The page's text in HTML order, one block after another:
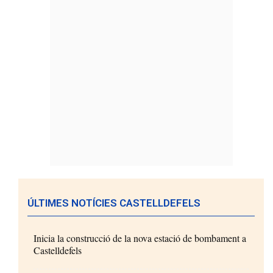
ÚLTIMES NOTÍCIES CASTELLDEFELS
Inicia la construcció de la nova estació de bombament a
Castelldefels